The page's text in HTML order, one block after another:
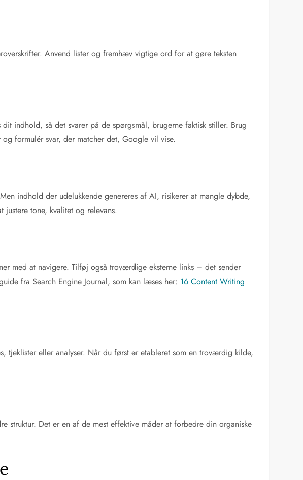
Anvend lister og fremhæv vigtige ord for at gøre teksten
indhold, så det svarer på de spørgsmål, brugerne faktisk stiller. Brug
formulér svar, der matcher det, Google vil vise.
indhold der udelukkende genereres af AI, risikerer at mangle dybde,
tone, kvalitet og relevans.
med at navigere. Tilføj også troværdige eksterne links – det sender
fra Search Engine Journal, som kan læses her: 16 Content Writing
eller analyser. Når du først er etableret som en troværdig kilde,
Det er en af de mest effektive måder at forbedre din organiske